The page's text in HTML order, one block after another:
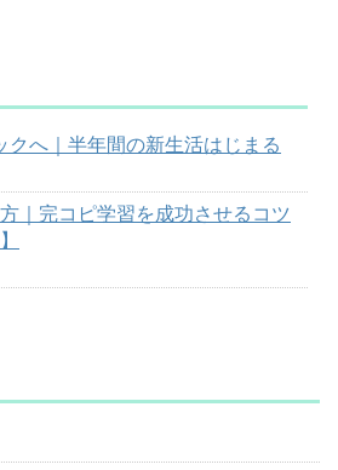
へ｜半年間の新生活はじまる
｜完コピ学習を成功させるコツ